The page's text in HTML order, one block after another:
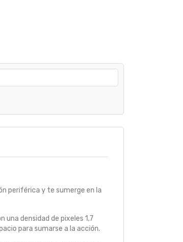
periférica y te sumerge en la
una densidad de pixeles 1,7
para sumarse a la acción.